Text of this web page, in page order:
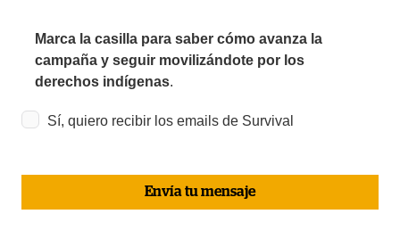
Marca la casilla para saber cómo avanza la
campaña y seguir movilizándote por los
derechos indígenas.
Sí, quiero recibir los emails de Survival
Envía tu mensaje